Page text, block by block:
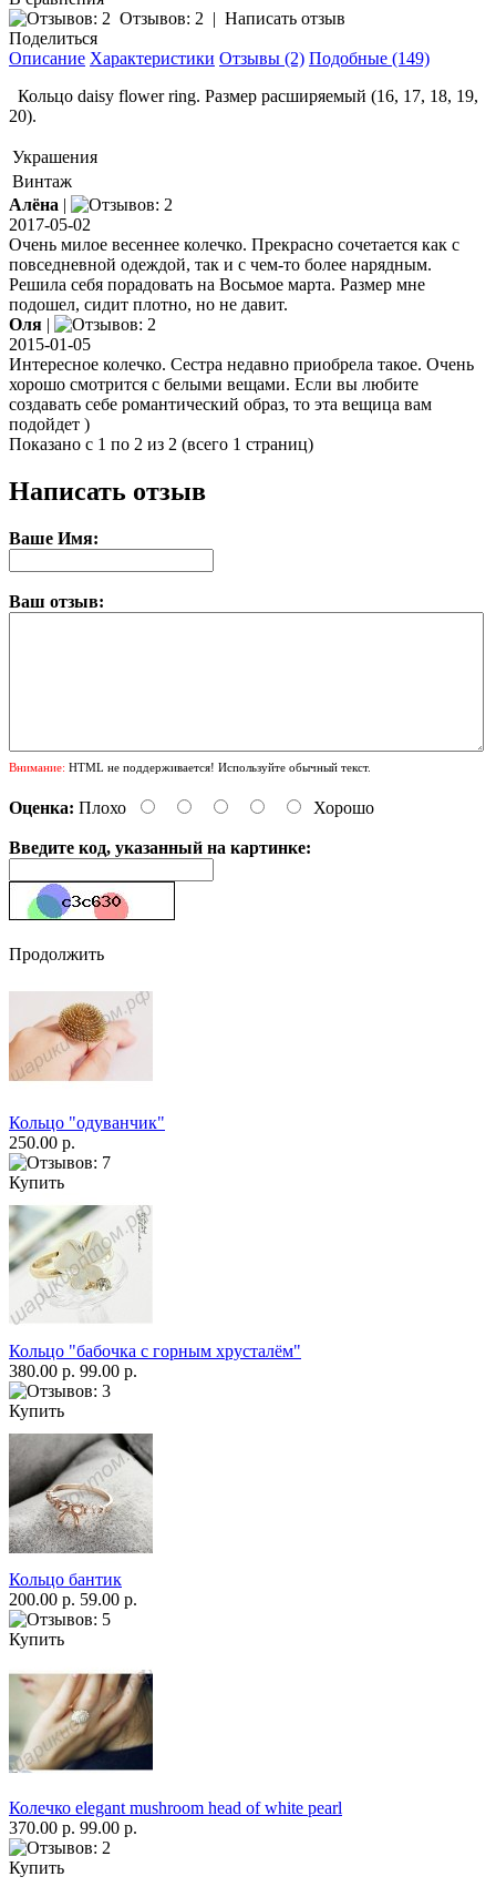
Отзывов: 2 | Написать отзыв
Поделиться
Описание Характеристики Отзывы (2) Подобные (149)
Кольцо daisy flower ring. Размер расширяемый (16, 17, 18, 19,
20).
Украшения
Винтаж
Алёна |
2017-05-02
Очень милое весеннее колечко. Прекрасно сочетается как с
повседневной одеждой, так и с чем-то более нарядным.
Решила себя порадовать на Восьмое марта. Размер мне
подошел, сидит плотно, но не давит.
Оля |
2015-01-05
Интересное колечко. Сестра недавно приобрела такое. Очень
хорошо смотрится с белыми вещами. Если вы любите
создавать себе романтический образ, то эта вещица вам
подойдет )
Показано с 1 по 2 из 2 (всего 1 страниц)
Написать отзыв
Ваше Имя:
Ваш отзыв:
Внимание: HTML не поддерживается! Используйте обычный текст.
Оценка: Плохо Хорошо
Введите код, указанный на картинке:
Продолжить
Кольцо "одуванчик"
250.00 р.
Купить
Кольцо "бабочка с горным хрусталём"
380.00 р. 99.00 р.
Купить
Кольцо бантик
200.00 р. 59.00 р.
Купить
Колечко elegant mushroom head of white pearl
370.00 р. 99.00 р.
Купить